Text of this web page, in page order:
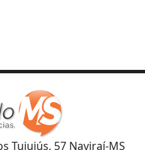
Tuiuiús, 57 Naviraí-MS